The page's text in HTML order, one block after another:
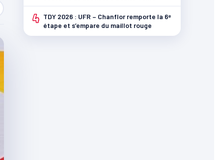
4 TDY 2026 : UFR – Chanflor remporte la 6ᵉ
étape et s’empare du maillot rouge